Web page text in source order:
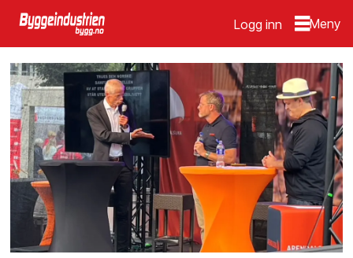
Logg inn